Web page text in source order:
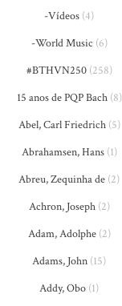
-Vídeos (4)
-World Music (6)
#BTHVN250(258)
15 anos de PQP Bach(8)
Abel, Carl Friedrich(5)
Abrahamsen, Hans(1)
Abreu, Zequinha de (2)
Achron, Joseph(2)
Adam, Adolphe(2)
Adams, John (15)
Addy, Obo (1)